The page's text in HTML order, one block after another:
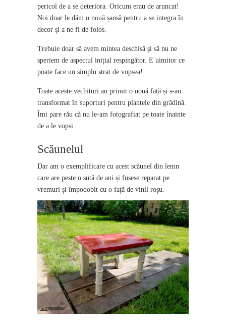
pericol de a se deteriora. Oricum erau de aruncat!
Noi doar le dăm o nouă șansă pentru a se integra în
decor și a ne fi de folos.
Trebuie doar să avem mintea deschisă și să nu ne
speriem de aspectul inițial respingător. E uimitor ce
poate face un simplu strat de vopsea!
Toate aceste vechituri au primit o nouă față și s-au
transformat în suporturi pentru plantele din grădină.
Îmi pare rău că nu le-am fotografiat pe toate înainte
de a le vopsi.
Scăunelul
Dar am o exemplificare cu acest scăunel din lemn
care are peste o sută de ani și fusese reparat pe
vremuri și împodobit cu o față de vinil roșu.